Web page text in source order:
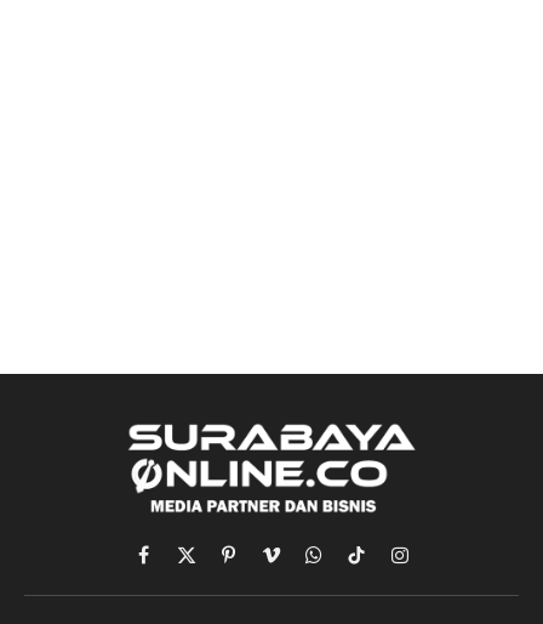
Facebook
X
(Twitter)
PinterestVimeoWhatsApp
TikTokInstagram